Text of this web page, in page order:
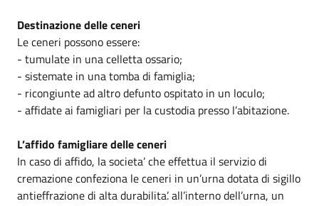
Destinazione delle ceneri
Le ceneri possono essere:
- tumulate in una celletta ossario;
- sistemate in una tomba di famiglia;
- ricongiunte ad altro defunto ospitato in un loculo;
- affidate ai famigliari per la custodia presso l’abitazione.
L’affido famigliare delle ceneri
In caso di affido, la societa’ che effettua il servizio di
cremazione confeziona le ceneri in un’urna dotata di sigillo
antieffrazione di alta durabilita’. all’interno dell’urna, un